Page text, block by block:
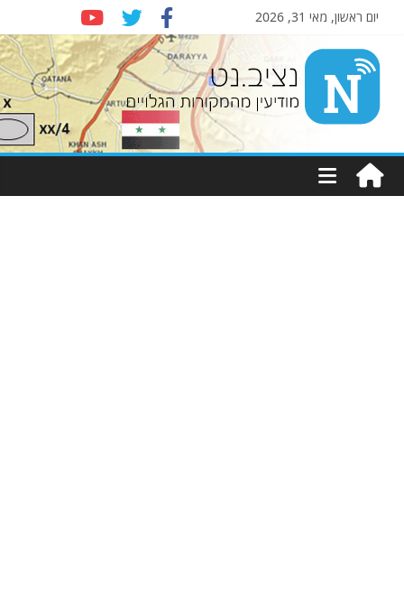
יום ראשון, מאי 31, 2026
Nziv.net
מודיעין
מהמקורות